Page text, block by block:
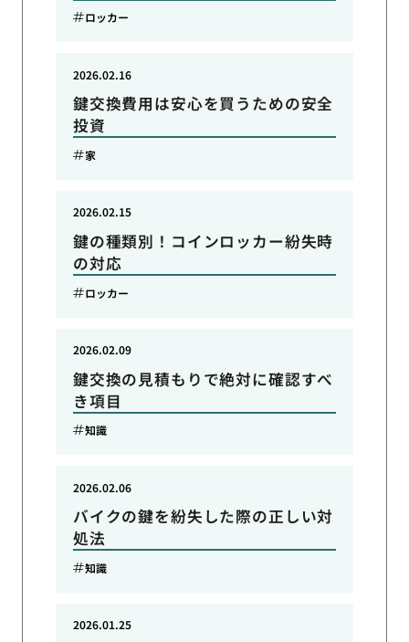
ロッカー
鍵交換費用は安心を買うための安全
投資
2026.02.16
家
鍵の種類別！コインロッカー紛失時
の対応
2026.02.15
ロッカー
鍵交換の見積もりで絶対に確認すべ
き項目
2026.02.09
知識
バイクの鍵を紛失した際の正しい対
処法
2026.02.06
知識
2026.01.25